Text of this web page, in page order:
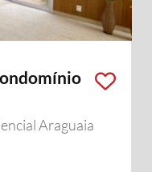
Araguaia